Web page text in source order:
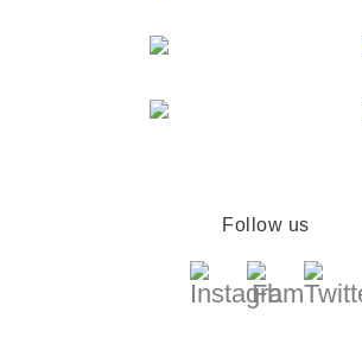
Follow us